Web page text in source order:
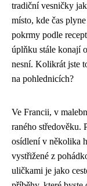
tradiční vesničky
místo, kde čas
pokrmy podle
úplňku stále konají
nesní. Kolikrát jste
na pohlednicích?
Ve Francii, v
raného středověku.
osídlení v několika
vystřižené z
uličkami je jako